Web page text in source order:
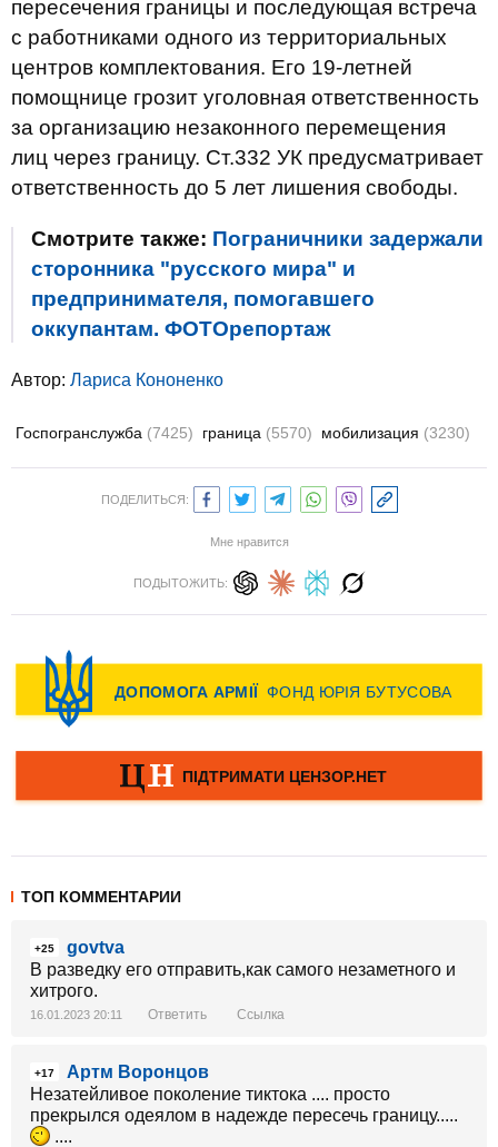
пересечения границы и последующая встреча
с работниками одного из территориальных
центров комплектования. Его 19-летней
помощнице грозит уголовная ответственность
за организацию незаконного перемещения
лиц через границу. Ст.332 УК предусматривает
ответственность до 5 лет лишения свободы.
Смотрите также: Пограничники задержали
сторонника "русского мира" и
предпринимателя, помогавшего
оккупантам. ФОТОрепортаж
Автор: Лариса Кононенко
Госпогранслужба (7425) граница (5570) мобилизация (3230)
ПОДЕЛИТЬСЯ:
Мне нравится
ПОДЫТОЖИТЬ:
ТОП КОММЕНТАРИИ
+25
govtva
В разведку его отправить,как самого незаметного и
хитрого.
16.01.2023 20:11 Ответить Ссылка
+17
Артм Воронцов
Незатейливое поколение тиктока .... просто
прекрылся одеялом в надежде пересечь границу.....
....